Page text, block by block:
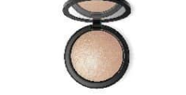
בית טבע